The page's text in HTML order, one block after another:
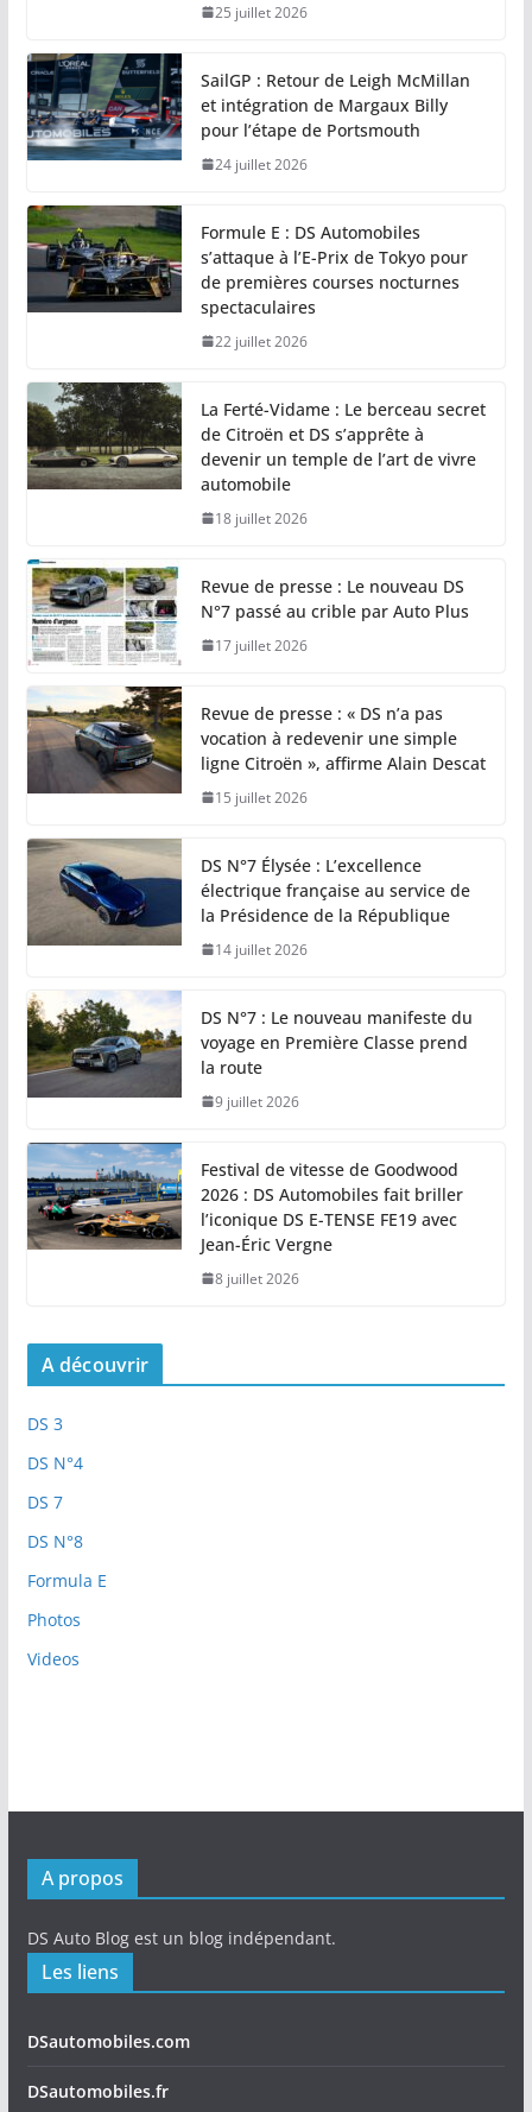
25 juillet 2026
SailGP : Retour de Leigh McMillan
et intégration de Margaux Billy
pour l’étape de Portsmouth
24 juillet 2026
Formule E : DS Automobiles
s’attaque à l’E-Prix de Tokyo pour
de premières courses nocturnes
spectaculaires
22 juillet 2026
La Ferté-Vidame : Le berceau secret
de Citroën et DS s’apprête à
devenir un temple de l’art de vivre
automobile
18 juillet 2026
Revue de presse : Le nouveau DS
N°7 passé au crible par Auto Plus
17 juillet 2026
Revue de presse : « DS n’a pas
vocation à redevenir une simple
ligne Citroën », affirme Alain Descat
15 juillet 2026
DS N°7 Élysée : L’excellence
électrique française au service de
la Présidence de la République
14 juillet 2026
DS N°7 : Le nouveau manifeste du
voyage en Première Classe prend
la route
9 juillet 2026
Festival de vitesse de Goodwood
2026 : DS Automobiles fait briller
l’iconique DS E-TENSE FE19 avec
Jean-Éric Vergne
8 juillet 2026
A découvrir
DS 3
DS N°4
DS 7
DS N°8
Formula E
Photos
Videos
A propos
DS Auto Blog est un blog indépendant.
Les liens
DSautomobiles.com
DSautomobiles.fr